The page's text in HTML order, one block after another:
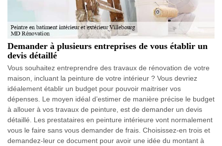
Demander à plusieurs entreprises de vous établir un
devis détaillé
Vous souhaitez entreprendre des travaux de rénovation de votre
maison, incluant la peinture de votre intérieur ? Vous devriez
idéalement établir un budget pour pouvoir maitriser vos
dépenses. Le moyen idéal d’estimer de manière précise le budget
à allouer à vos travaux de peinture, est de demander un devis
détaillé. Les prestataires en peinture intérieure vont normalement
vous le faire sans vous demander de frais. Choisissez-en trois et
demandez-leur ce document pour avoir une idée du montant à